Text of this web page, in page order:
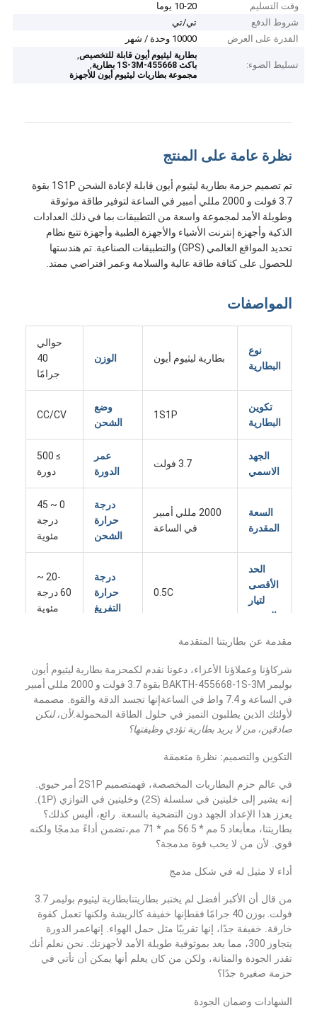
الصفحة الرئيسية
المنتجات
مقاطع فيديو
وقت التسليم
10-20 يوما
شروط الدفع
تي/تي
القدرة على العرض
10000 وحدة / شهر
تسليط الضوء:
بطارية ليثيوم أيون قابلة للتخصيص,
باكث 455668-1S-3M بطارية ,
مجموعة بطاريات ليثيوم أيون للأجهزة
نظرة عامة على المنتج
تم تصميم حزمة بطارية ليثيوم أيون قابلة لإعادة الشحن 1S1P بقوة
3.7 فولت و 2000 مللي أمبير في الساعة لتوفير طاقة موثوقة
وطويلة الأمد لمجموعة واسعة من التطبيقات بما في ذلك العدادات
الذكية وأجهزة إنترنت الأشياء والأجهزة الطبية وأجهزة تتبع نظام
تحديد المواقع العالمي (GPS) والتطبيقات الصناعية. تم هندستها
للحصول على كثافة طاقة عالية والسلامة وعمر افتراضي ممتد.
المواصفات
نوع
البطارية
بطارية ليثيوم أيون الوزن
حوالي
40
جرامًا
تكوين
البطارية
1S1P
وضع
الشحن
CC/CV
الجهد
الاسمي
3.7 فولت
عمر
الدورة
≥ 500
دورة
السعة
المقدرة
2000 مللي أمبير
في الساعة
درجة
حرارة
الشحن
0 ~ 45
درجة
مئوية
الحد
الأقصى
لتيار
الشحن
0.5C
درجة
حرارة
التفريغ
-20 ~
60 درجة
مئوية
الحد
الأقصى
لتيار
التفريغ
1C
حرارة
التخزين
45 درجة
مئوية
جهد
الشحن
جهد
قطع
التفريغ
4.2 فولت الشهادات
CE،
UN38.3،
MSDS،
الحماية
PCM (حماية من
التفريغ الزائد /
الدائرة القصيرة)
التجارية
/ محايد /
OEM
الأبعاد
حوالي 5 مم ×
56.5 مم × 71 مم
الضمان 12 شهرًا
مقدمة عن بطاريتنا المتقدمة
شركاؤنا وعملاؤنا الأعزاء، دعونا نقدم لكمحزمة بطارية ليثيوم أيون
بوليمر BAKTH-455668-1S-3M بقوة 3.7 فولت و 2000 مللي أمبير
في الساعة و 7.4 واط في الساعة
إنها تجسد الدقة والقوة. مصممة
لأولئك الذين يطلبون التميز في حلول الطاقة المحمولة.لأن، لنكن
صادقين، من لا يريد بطارية تؤدي وظيفتها؟
التكوين والتصميم: نظرة متعمقة
في عالم حزم البطاريات المخصصة، فهمتصميم 2S1P أمر حيوي
إنه يشير إلى خليتين في سلسلة (2S) وخليتين في التوازي (1P).
يعزز هذا الإعداد الجهد دون التضحية بالسعة. رائع، أليس كذلك؟
بطاريتنا، معأبعاد 5 مم * 56.5 مم * 71 مم،
تضمن أداءً مدمجًا ولكنه
قوي. لأن من لا يحب قوة مدمجة؟
أداء لا مثيل له في شكل مدمج
من قال أن الأكبر أفضل لم يختبر بطاريتنا
بطارية ليثيوم بوليمر 3.7
فولت. بوزن 40 جرامًا فقط
إنها خفيفة كالريشة ولكنها تعمل كقوة
خارقة. خفيفة جدًا، إنها تقريبًا مثل حمل الهواء. إنهاعمر الدورة
يتجاوز 300
، مما يعد بموثوقية طويلة الأمد لأجهزتك. نحن نعلم أنك
تقدر الجودة والمتانة، ولكن من كان يعلم أنها يمكن أن تأتي في
حزمة صغيرة جدًا؟
الشهادات وضمان الجودة